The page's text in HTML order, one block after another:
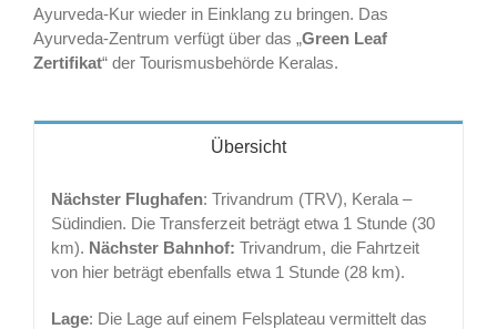
Ayurveda-Kur wieder in Einklang zu bringen. Das
Ayurveda-Zentrum verfügt über das „Green Leaf
Zertifikat“ der Tourismusbehörde Keralas.
Übersicht
Nächster Flughafen: Trivandrum (TRV), Kerala –
Südindien. Die Transferzeit beträgt etwa 1 Stunde (30
km). Nächster Bahnhof: Trivandrum, die Fahrtzeit
von hier beträgt ebenfalls etwa 1 Stunde (28 km).
Lage: Die Lage auf einem Felsplateau vermittelt das